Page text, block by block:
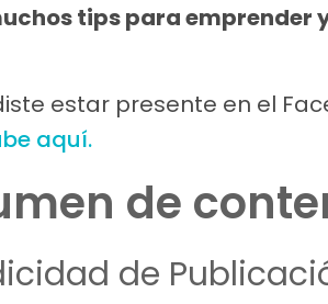
tips para emprender
estar presente en el
aquí.
de
de